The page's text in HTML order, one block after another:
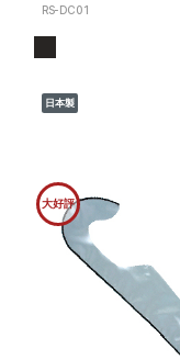
RS-DC01
日本製
大好評